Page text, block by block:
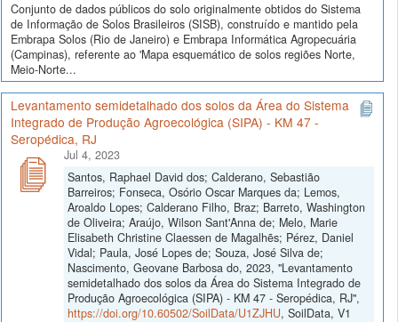
Conjunto de dados públicos do solo originalmente obtidos do Sistema
de Informação de Solos Brasileiros (SISB), construído e mantido pela
Embrapa Solos (Rio de Janeiro) e Embrapa Informática Agropecuária
(Campinas), referente ao 'Mapa esquemático de solos regiões Norte,
Meio-Norte...
Levantamento semidetalhado dos solos da Área do Sistema
Integrado de Produção Agroecológica (SIPA) - KM 47 -
Seropédica, RJ
Jul 4, 2023
Santos, Raphael David dos; Calderano, Sebastião
Barreiros; Fonseca, Osório Oscar Marques da; Lemos,
Aroaldo Lopes; Calderano Filho, Braz; Barreto, Washington
de Oliveira; Araújo, Wilson Sant'Anna de; Melo, Marie
Elisabeth Christine Claessen de Magalhẽs; Pérez, Daniel
Vidal; Paula, José Lopes de; Souza, José Silva de;
Nascimento, Geovane Barbosa do, 2023, "Levantamento
semidetalhado dos solos da Área do Sistema Integrado de
Produção Agroecológica (SIPA) - KM 47 - Seropédica, RJ",
https://doi.org/10.60502/SoilData/U1ZJHU, SoilData, V1